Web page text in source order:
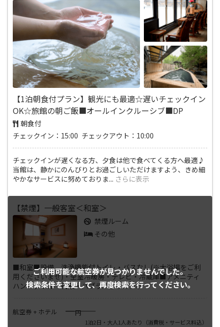
【1泊朝食付プラン】観光にも最適☆遅いチェックイン
OK☆旅館の朝ご飯■オールインクルーシブ■DP
朝食付
チェックイン：15:00 チェックアウト：10:00
チェックインが遅くなる方、夕食は他で食べてくる方へ最適♪
当館は、静かにのんびりとお過ごしいただけますよう、きめ細
やかなサービスに努めておりま... さらに表示
ご利用可能な航空券が見つかりませんでした。
検索条件を変更して、再度検索を行ってください。
【禁煙】一般客室＜和室＞
禁煙ルーム
その他
■和室■設備 洗浄機能付トイレ・バスなし(※大浴場をご利
用くださいませ)・全室冷暖房・テレビ・冷蔵庫■アメニティ
ハンドタオル・石鹸・ハブラ...さらに表示
航空券 + ホテル ――――円
1泊2日・大人1人あたり （消費税・サービス料込）